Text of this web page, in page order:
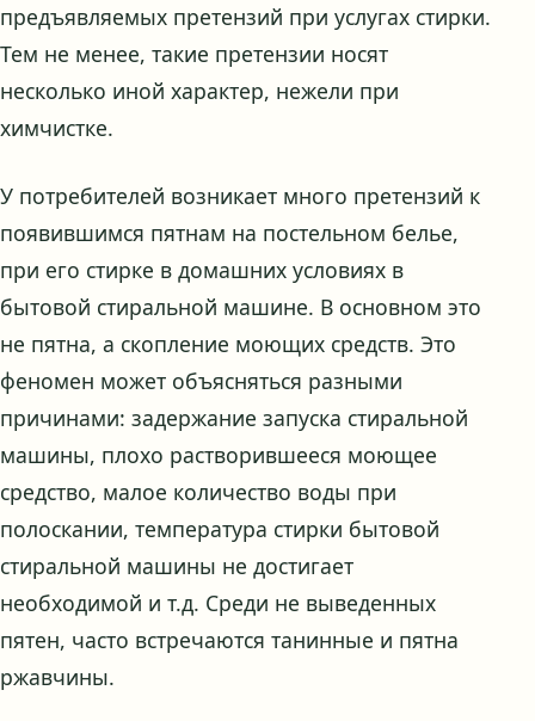
предъявляемых претензий при услугах стирки.
Тем не менее, такие претензии носят
несколько иной характер, нежели при
химчистке.
У потребителей возникает много претензий к
появившимся пятнам на постельном белье,
при его стирке в домашних условиях в
бытовой стиральной машине. В основном это
не пятна, а скопление моющих средств. Это
феномен может объясняться разными
причинами: задержание запуска стиральной
машины, плохо растворившееся моющее
средство, малое количество воды при
полоскании, температура стирки бытовой
стиральной машины не достигает
необходимой и т.д. Среди не выведенных
пятен, часто встречаются танинные и пятна
ржавчины.